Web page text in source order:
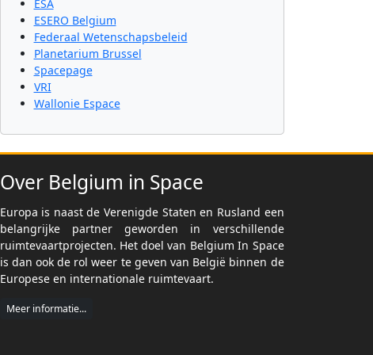
ESA
ESERO Belgium
Federaal Wetenschapsbeleid
Planetarium Brussel
Spacepage
VRI
Wallonie Espace
Over Belgium in Space
Europa is naast de Verenigde Staten en Rusland een
belangrijke partner geworden in verschillende
ruimtevaartprojecten. Het doel van Belgium In Space
is dan ook de rol weer te geven van België binnen de
Europese en internationale ruimtevaart.
Meer informatie...